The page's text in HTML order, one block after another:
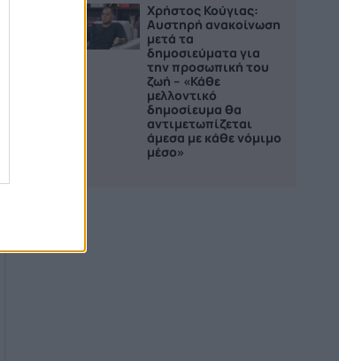
Χρήστος Κούγιας:
Αυστηρή ανακοίνωση
μετά τα
δημοσιεύματα για
την προσωπική του
ζωή – «Κάθε
μελλοντικό
δημοσίευμα θα
αντιμετωπίζεται
άμεσα με κάθε νόμιμο
μέσο»